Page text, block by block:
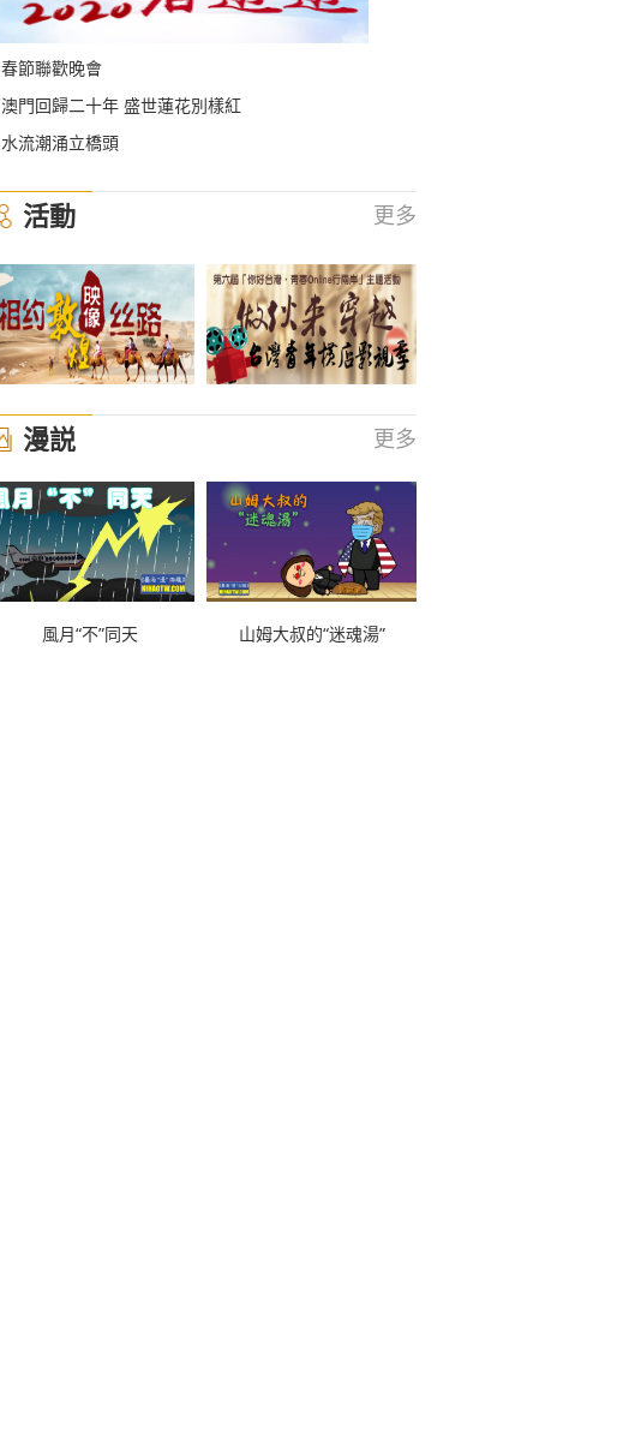
春節聯歡晚會
澳門回歸二十年 盛世蓮花別樣紅
水流潮涌立橋頭
活動 更多
漫説 更多
風月“不”同天 山姆大叔的“迷魂湯”